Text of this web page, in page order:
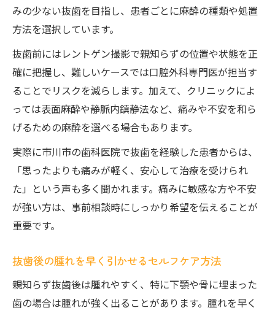
みの少ない抜歯を目指し、患者ごとに麻酔の種類や処置
方法を選択しています。
抜歯前にはレントゲン撮影で親知らずの位置や状態を正
確に把握し、難しいケースでは口腔外科専門医が担当す
ることでリスクを減らします。加えて、クリニックによ
っては表面麻酔や静脈内鎮静法など、痛みや不安を和ら
げるための麻酔を選べる場合もあります。
実際に市川市の歯科医院で抜歯を経験した患者からは、
「思ったよりも痛みが軽く、安心して治療を受けられ
た」という声も多く聞かれます。痛みに敏感な方や不安
が強い方は、事前相談時にしっかり希望を伝えることが
重要です。
抜歯後の腫れを早く引かせるセルフケア方法
親知らず抜歯後は腫れやすく、特に下顎や骨に埋まった
歯の場合は腫れが強く出ることがあります。腫れを早く